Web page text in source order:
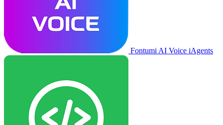
Fontumi AI Voice iAgents